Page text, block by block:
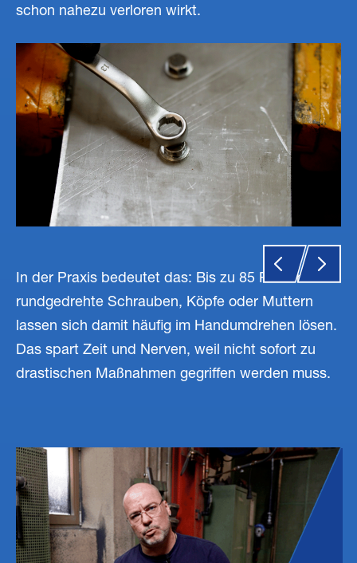
schon nahezu verloren wirkt.
In der Praxis bedeutet das: Bis zu 85 Prozent
rundgedrehte Schrauben, Köpfe oder Muttern
lassen sich damit häufig im Handumdrehen lösen.
Das spart Zeit und Nerven, weil nicht sofort zu
drastischen Maßnahmen gegriffen werden muss.